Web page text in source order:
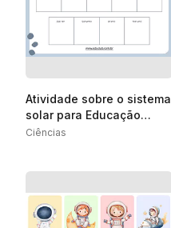
Atividade sobre o sistema
solar para Educação
Infantil
Ciências